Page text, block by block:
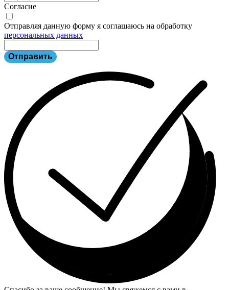
Согласие
Отправляя данную форму я соглашаюсь на обработку
персональных данных
Отправить